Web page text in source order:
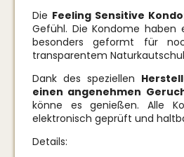
Die Feeling Sensitive
Gefühl. Die Kondome haben
besonders geformt für
transparentem
Dank des speziellen
einen angenehmen
könne es genießen. Alle
elektronisch geprüft und
Details: